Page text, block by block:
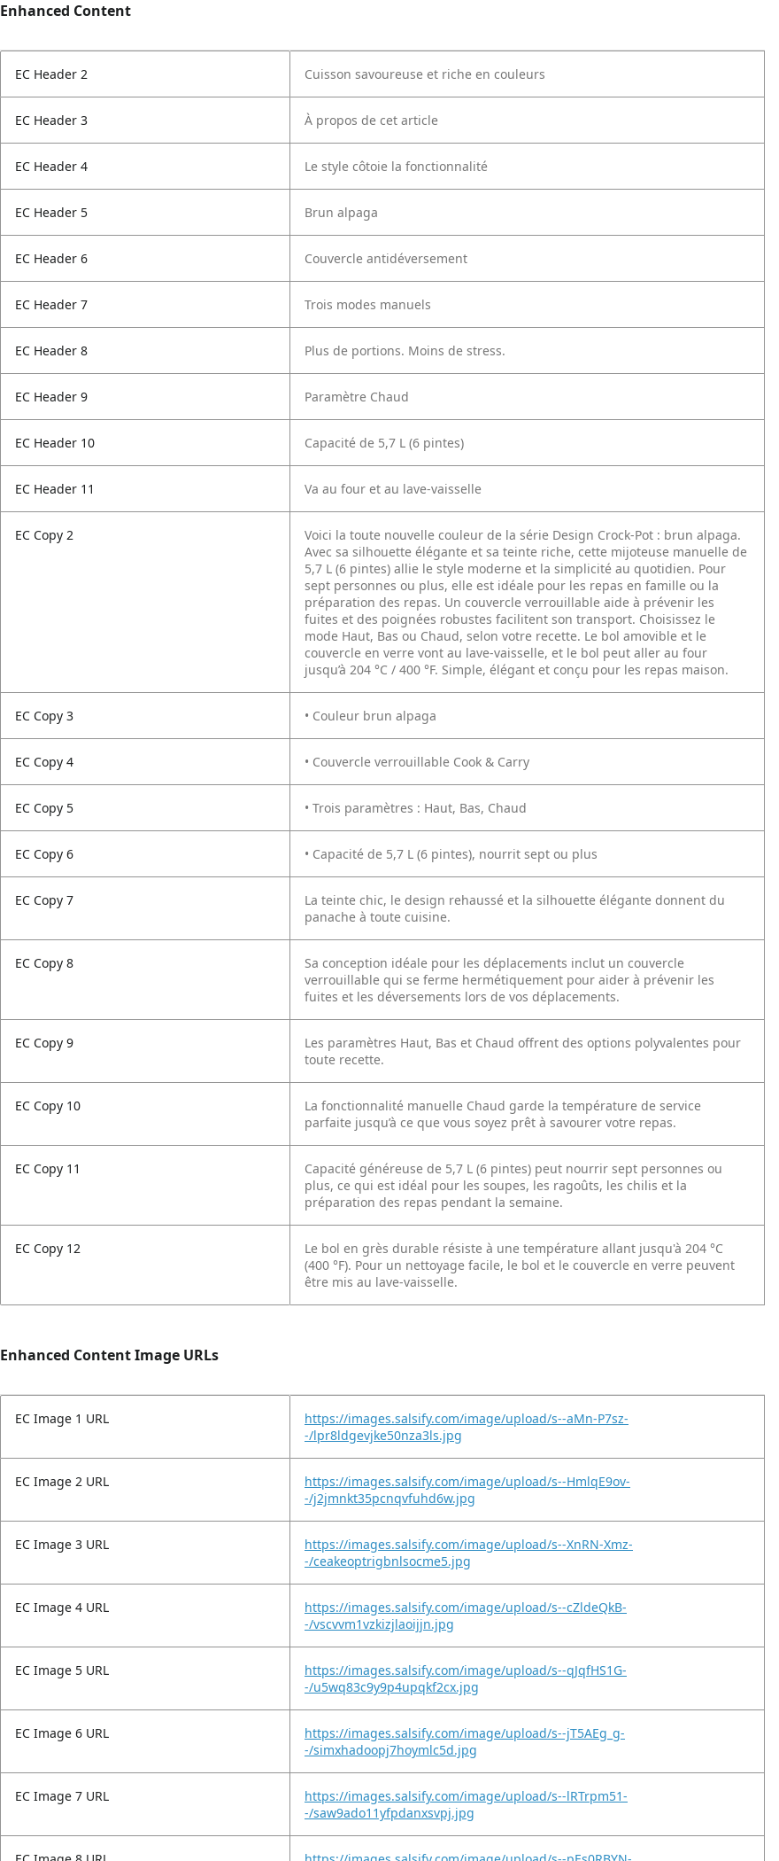
Enhanced Content
EC Header 2 Cuisson savoureuse et riche en couleurs
EC Header 3 À propos de cet article
EC Header 4 Le style côtoie la fonctionnalité
EC Header 5 Brun alpaga
EC Header 6 Couvercle antidéversement
EC Header 7 Trois modes manuels
EC Header 8 Plus de portions. Moins de stress.
EC Header 9 Paramètre Chaud
EC Header 10 Capacité de 5,7 L (6 pintes)
EC Header 11 Va au four et au lave-vaisselle
EC Copy 2
Voici la toute nouvelle couleur de la série Design Crock-Pot : brun alpaga.
Avec sa silhouette élégante et sa teinte riche, cette mijoteuse manuelle de
5,7 L (6 pintes) allie le style moderne et la simplicité au quotidien. Pour
sept personnes ou plus, elle est idéale pour les repas en famille ou la
préparation des repas. Un couvercle verrouillable aide à prévenir les
fuites et des poignées robustes facilitent son transport. Choisissez le
mode Haut, Bas ou Chaud, selon votre recette. Le bol amovible et le
couvercle en verre vont au lave-vaisselle, et le bol peut aller au four
jusqu’à 204 °C / 400 °F. Simple, élégant et conçu pour les repas maison.
EC Copy 3 • Couleur brun alpaga
EC Copy 4 • Couvercle verrouillable Cook & Carry
EC Copy 5 • Trois paramètres : Haut, Bas, Chaud
EC Copy 6 • Capacité de 5,7 L (6 pintes), nourrit sept ou plus
EC Copy 7
La teinte chic, le design rehaussé et la silhouette élégante donnent du
panache à toute cuisine.
EC Copy 8
Sa conception idéale pour les déplacements inclut un couvercle
verrouillable qui se ferme hermétiquement pour aider à prévenir les
fuites et les déversements lors de vos déplacements.
EC Copy 9
Les paramètres Haut, Bas et Chaud offrent des options polyvalentes pour
toute recette.
EC Copy 10
La fonctionnalité manuelle Chaud garde la température de service
parfaite jusqu’à ce que vous soyez prêt à savourer votre repas.
EC Copy 11
Capacité généreuse de 5,7 L (6 pintes) peut nourrir sept personnes ou
plus, ce qui est idéal pour les soupes, les ragoûts, les chilis et la
préparation des repas pendant la semaine.
EC Copy 12
Le bol en grès durable résiste à une température allant jusqu'à 204 °C
(400 °F). Pour un nettoyage facile, le bol et le couvercle en verre peuvent
être mis au lave-vaisselle.
Enhanced Content Image URLs
EC Image 1 URL
https://images.salsify.com/image/upload/s--aMn-P7sz-
-/lpr8ldgevjke50nza3ls.jpg
EC Image 2 URL
https://images.salsify.com/image/upload/s--HmlqE9ov-
-/j2jmnkt35pcnqvfuhd6w.jpg
EC Image 3 URL
https://images.salsify.com/image/upload/s--XnRN-Xmz-
-/ceakeoptrigbnlsocme5.jpg
EC Image 4 URL
https://images.salsify.com/image/upload/s--cZldeQkB-
-/vscvvm1vzkizjlaoijjn.jpg
EC Image 5 URL
https://images.salsify.com/image/upload/s--qJqfHS1G-
-/u5wq83c9y9p4upqkf2cx.jpg
EC Image 6 URL
https://images.salsify.com/image/upload/s--jT5AEg_g-
-/simxhadoopj7hoymlc5d.jpg
EC Image 7 URL
https://images.salsify.com/image/upload/s--lRTrpm51-
-/saw9ado11yfpdanxsvpj.jpg